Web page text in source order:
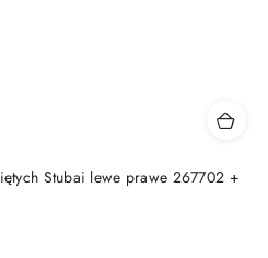
Stubai lewe prawe 267702 +